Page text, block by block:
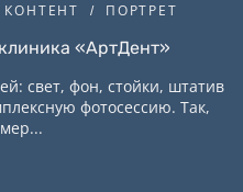
КОНТЕНТ ПОРТРЕТ
«АртДент»
свет, фон, стойки, штатив
фотосессию. Так,